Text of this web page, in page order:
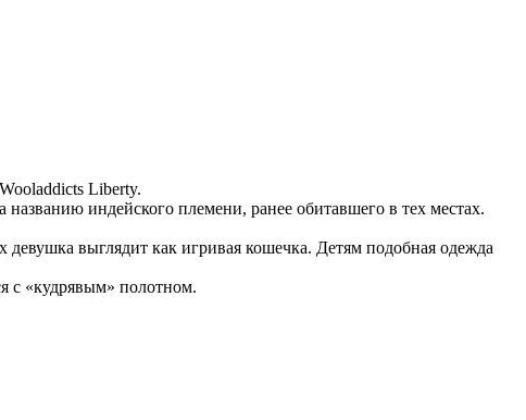
Liberty.
индейского племени, ранее обитавшего в тех местах.
выглядит как игривая кошечка. Детям подобная одежда
с «кудрявым» полотном.